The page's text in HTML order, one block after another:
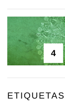
4
ETIQUETAS